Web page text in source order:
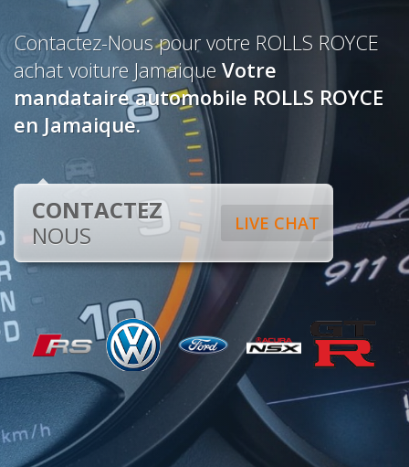
Contactez-Nous pour votre ROLLS ROYCE
achat voiture Jamaique Votre
mandataire automobile ROLLS ROYCE
en Jamaique.
LIVE CHAT
CONTACTEZ
NOUS